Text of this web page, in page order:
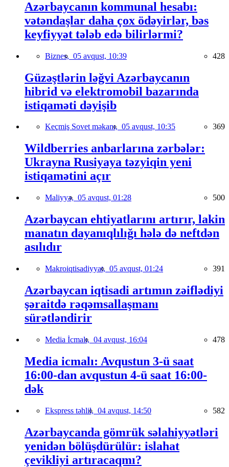
Azərbaycanın kommunal hesabı:
vətəndaşlar daha çox ödəyirlər, bəs
keyfiyyət tələb edə bilirlərmi?
Biznes, 05 avqust, 10:39 428
Güzəştlərin ləğvi Azərbaycanın
hibrid və elektromobil bazarında
istiqaməti dəyişib
Keçmiş Sovet məkanı, 05 avqust, 10:35 369
Wildberries anbarlarına zərbələr:
Ukrayna Rusiyaya təzyiqin yeni
istiqamətini açır
Maliyyə, 05 avqust, 01:28 500
Azərbaycan ehtiyatlarını artırır, lakin
manatın dayanıqlılığı hələ də neftdən
asılıdır
Makroiqtisadiyyat, 05 avqust, 01:24 391
Azərbaycan iqtisadi artımın zəiflədiyi
şəraitdə rəqəmsallaşmanı
sürətləndirir
Media İcmalı, 04 avqust, 16:04 478
Media icmalı: Avqustun 3-ü saat
16:00-dan avqustun 4-ü saat 16:00-
dək
Ekspress təhlil, 04 avqust, 14:50 582
Azərbaycanda gömrük səlahiyyətləri
yenidən bölüşdürülür: islahat
çevikliyi artıracaqmı?